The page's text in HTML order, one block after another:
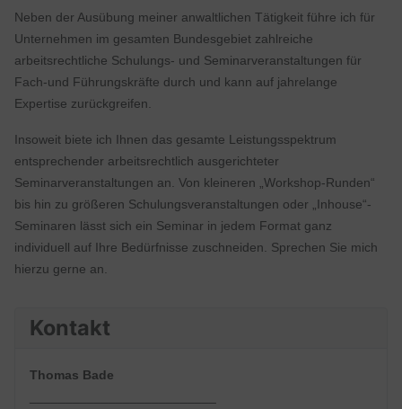
Neben der Ausübung meiner anwaltlichen Tätigkeit führe ich für
Unternehmen im gesamten Bundesgebiet zahlreiche
arbeitsrechtliche Schulungs- und Seminarveranstaltungen für
Fach-und Führungskräfte durch und kann auf jahrelange
Expertise zurückgreifen.
Insoweit biete ich Ihnen das gesamte Leistungsspektrum
entsprechender arbeitsrechtlich ausgerichteter
Seminarveranstaltungen an. Von kleineren „Workshop-Runden“
bis hin zu größeren Schulungsveranstaltungen oder „Inhouse“-
Seminaren lässt sich ein Seminar in jedem Format ganz
individuell auf Ihre Bedürfnisse zuschneiden. Sprechen Sie mich
hierzu gerne an.
Kontakt
Thomas Bade